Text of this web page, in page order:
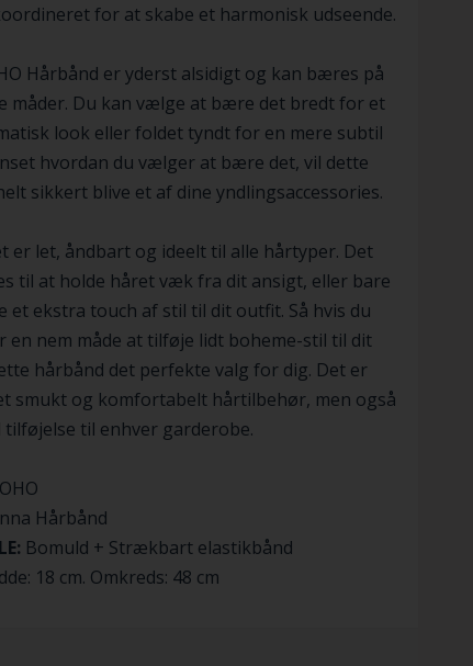
for at skabe et harmonisk udseende.
Hårbånd er yderst alsidigt og kan bæres på
måder. Du kan vælge at bære det bredt for et
look eller foldet tyndt for en mere subtil
hvordan du vælger at bære det, vil dette
sikkert blive et af dine yndlingsaccessories.
er let, åndbart og ideelt til alle hårtyper. Det
til at holde håret væk fra dit ansigt, eller bare
et ekstra touch af stil til dit outfit. Så hvis du
en nem måde at tilføje lidt boheme-stil til dit
hårbånd det perfekte valg for dig. Det er
smukt og komfortabelt hårtilbehør, men også
tilføjelse til enhver garderobe.
Hårbånd
Bomuld + Strækbart elastikbånd
18 cm. Omkreds: 48 cm